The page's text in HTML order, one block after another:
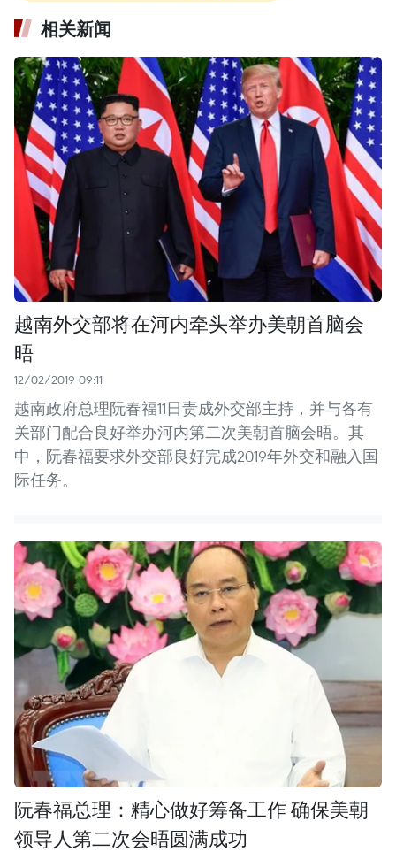
相关新闻
越南外交部将在河内牵头举办美朝首脑会
晤
12/02/2019 09:11
越南政府总理阮春福11日责成外交部主持，并与各有
关部门配合良好举办河内第二次美朝首脑会晤。其
中，阮春福要求外交部良好完成2019年外交和融入国
际任务。
阮春福总理：精心做好筹备工作 确保美朝
领导人第二次会晤圆满成功